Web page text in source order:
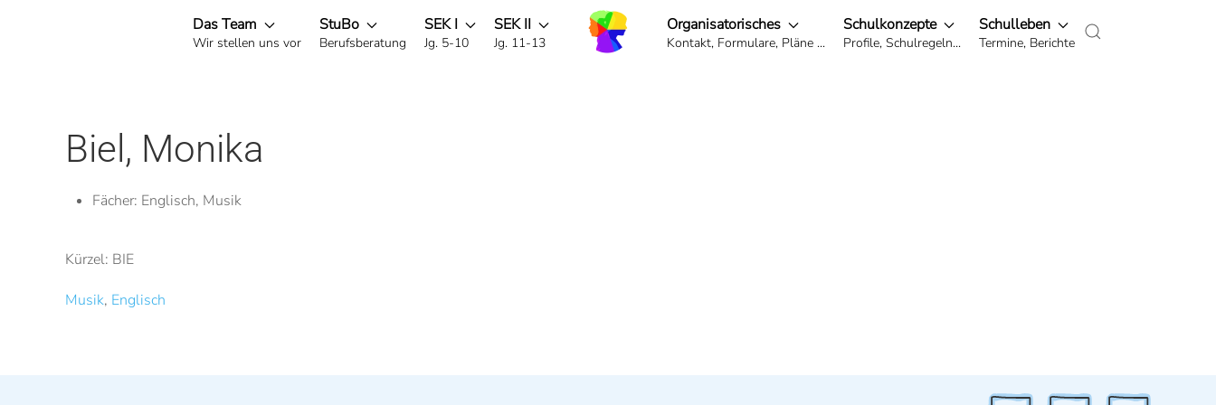
Zum Hauptinhalt springen
Das Team
Wir stellen uns vor
StuBo
Berufsberatung
SEK I
Jg. 5-10
SEK II
Jg. 11-13
Organisatorisches
Kontakt, Formulare, Pläne ...
Schulkonzepte
Profile, Schulregeln...
Schulleben
Termine, Berichte
Biel, Monika
Fächer: Englisch, Musik
Kürzel: BIE
Musik, Englisch